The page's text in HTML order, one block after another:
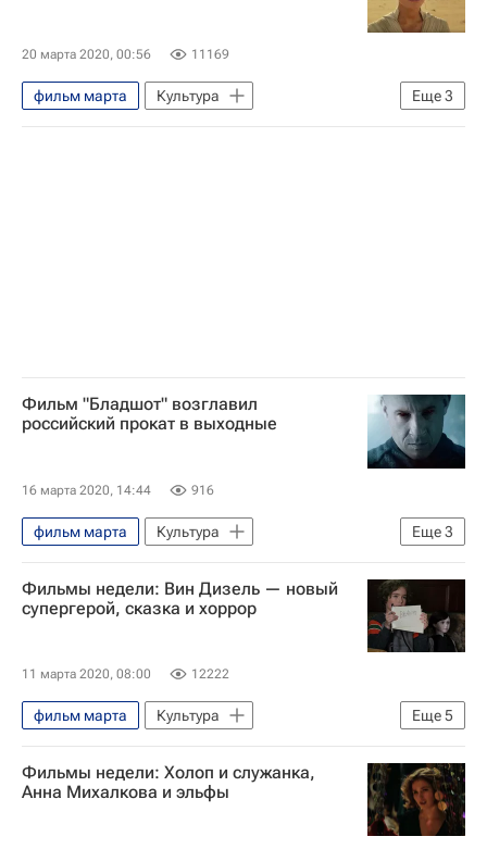
20 марта 2020, 00:56 11169
Еще3
фильм марта
Культура
Звездные войны
Новости культуры
Фильм "Бладшот" возглавил
российский прокат в выходные
16 марта 2020, 14:44 916
Еще3
фильм марта
Культура
Вин Дизель (Марк Синклер Винсент)
Новости культуры
Кино
Фильмы недели: Вин Дизель — новый
супергерой, сказка и хоррор
11 марта 2020, 08:00 12222
Еще5
фильм марта
Культура
Вин Дизель (Марк Синклер Винсент)
Кэти Холмс
фильмы 2020
Фильмы недели: Холоп и служанка,
Анна Михалкова и эльфы